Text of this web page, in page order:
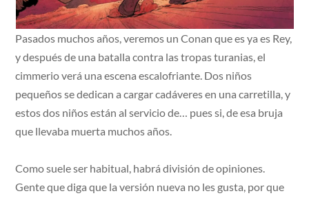
Pasados muchos años, veremos un Conan que es ya es Rey,
y después de una batalla contra las tropas turanias, el
cimmerio verá una escena escalofriante. Dos niños
pequeños se dedican a cargar cadáveres en una carretilla, y
estos dos niños están al servicio de… pues si, de esa bruja
que llevaba muerta muchos años.
Como suele ser habitual, habrá división de opiniones.
Gente que diga que la versión nueva no les gusta, por que